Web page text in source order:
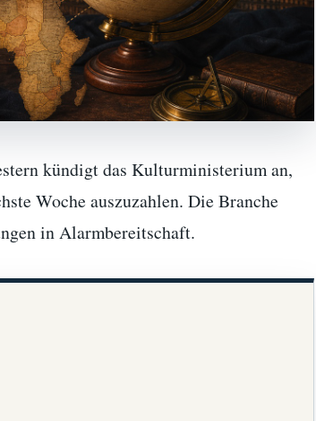
kündigt das Kulturministerium an,
Woche auszuzahlen. Die Branche
in Alarmbereitschaft.